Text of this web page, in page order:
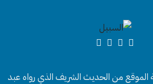
الموقع من الحديث الشريف الذي رواه عبد